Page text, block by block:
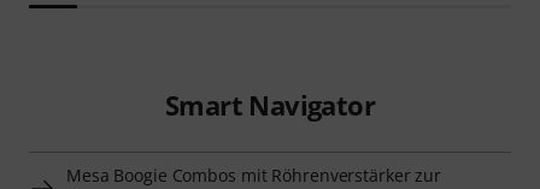
Smart Navigator
Mesa Boogie Combos mit Röhrenverstärker zur